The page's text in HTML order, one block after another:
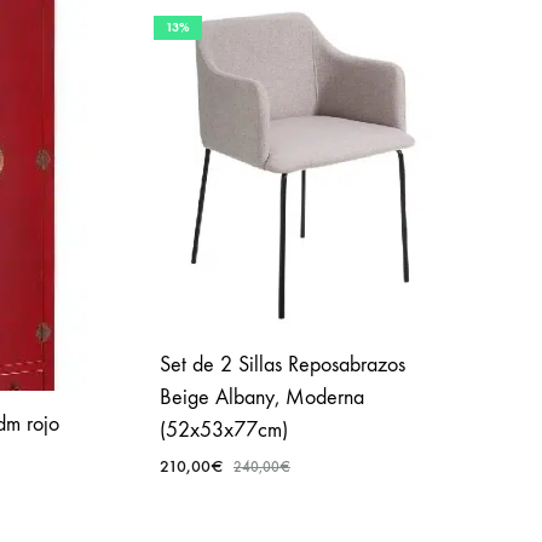
rojo
13%
Set de 2 Sillas Reposabrazos
Beige Albany, Moderna
(52x53x77cm)
210,00€ 240,00€